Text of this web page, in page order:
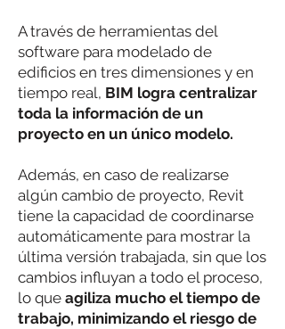
A través de herramientas del
software para modelado de
edificios en tres dimensiones y en
tiempo real, BIM logra centralizar
toda la información de un
proyecto en un único modelo.
Además, en caso de realizarse
algún cambio de proyecto, Revit
tiene la capacidad de coordinarse
automáticamente para mostrar la
última versión trabajada, sin que los
cambios influyan a todo el proceso,
lo que agiliza mucho el tiempo de
trabajo, minimizando el riesgo de